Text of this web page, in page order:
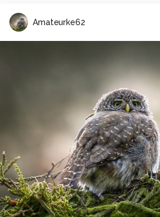
Amateurke62